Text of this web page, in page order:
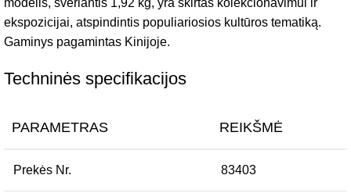
ekspozicijai, atspindintis populiariosios kultūros tematiką.
Gaminys pagamintas Kinijoje.
Techninės specifikacijos
PARAMETRAS REIKŠMĖ
Prekės Nr. 83403